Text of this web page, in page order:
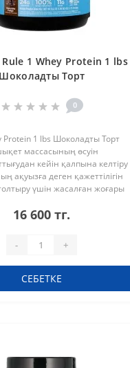
1 Whey Protein 1 lbs
Шоколадты Торт
0
Protein 1 lbs Шоколадты Торт
массасының өсуін
кейін қалпына келтіру
ақуызға деген қажеттілігін
толтыру үшін жасалған жоғары
бұлшықет..
16 600 тг.
- +
СЕБЕТКЕ